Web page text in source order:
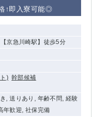
↑即入寮可能◎
京急川崎駅】徒歩5分
) 幹部候補
, 送りあり, 年齢不問, 経験
年歓迎, 社保完備